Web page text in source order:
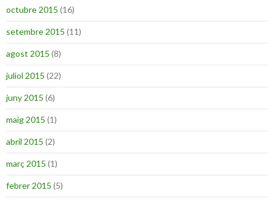
octubre 2015 (16)
setembre 2015 (11)
agost 2015 (8)
juliol 2015 (22)
juny 2015 (6)
maig 2015 (1)
abril 2015 (2)
març 2015 (1)
febrer 2015 (5)